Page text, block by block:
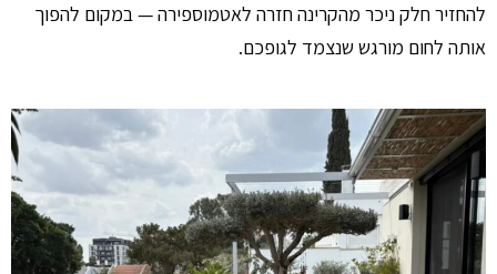
להחזיר חלק ניכר מהקרינה חזרה לאטמוספירה — במקום להפוך
אותה לחום מורגש שנצמד לגופכם.